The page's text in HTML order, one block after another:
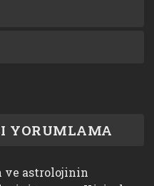
YORUMLAMA
ve astrolojinin